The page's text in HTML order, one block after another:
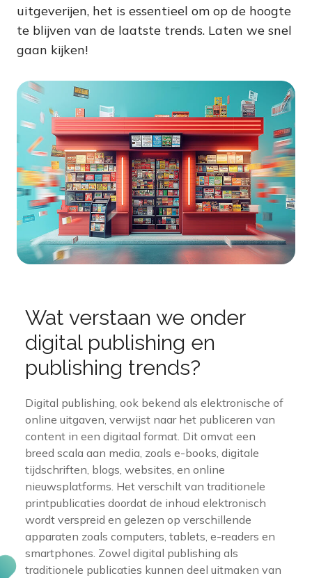
uitgeverijen, het is essentieel om op de hoogte
te blijven van de laatste trends. Laten we snel
gaan kijken!
Wat verstaan we onder
digital publishing en
publishing trends?
Digital publishing, ook bekend als elektronische of
online uitgaven, verwijst naar het publiceren van
content in een digitaal format. Dit omvat een
breed scala aan media, zoals e-books, digitale
tijdschriften, blogs, websites, en online
nieuwsplatforms. Het verschilt van traditionele
printpublicaties doordat de inhoud elektronisch
wordt verspreid en gelezen op verschillende
apparaten zoals computers, tablets, e-readers en
smartphones. Zowel digital publishing als
traditionele publicaties kunnen deel uitmaken van